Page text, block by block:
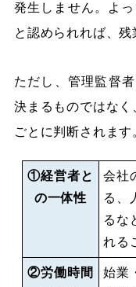
発生しません。よ
と認められれば、残
ただし、管理監督
決まるものではな
ごとに判断されます
①経営者と
の一体性
会社
る、
るな
れる
②労働時間
始業